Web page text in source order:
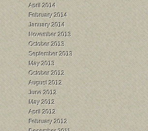
April 2014
February 2014
January 2014
November 2013
October 2013
September 2013
May 2013
October 2012
August 2012
June 2012
May 2012
April 2012
February 2012